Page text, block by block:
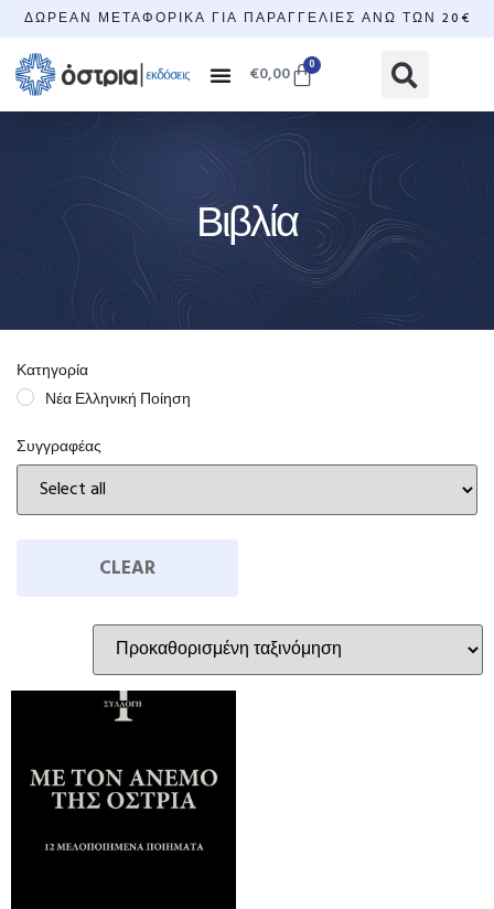
ΔΩΡΕΆΝ ΜΕΤΑΦΟΡΙΚΆ ΓΙΑ ΠΑΡΑΓΓΕΛΊΕΣ ΆΝΩ ΤΩΝ 20€
€0,00 0
Βιβλία
Κατηγορία
Νέα Ελληνική Ποίηση
Συγγραφέας
CLEAR